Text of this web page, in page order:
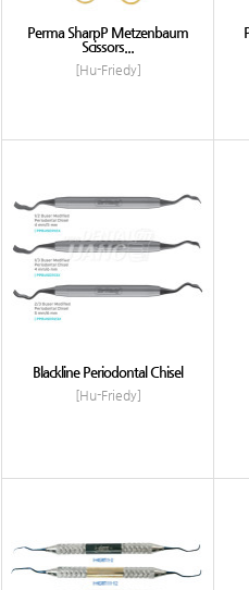
Perma SharpP Metzenbaum
Scissors...
[Hu-Friedy]
Blackline Periodontal Chisel
[Hu-Friedy]